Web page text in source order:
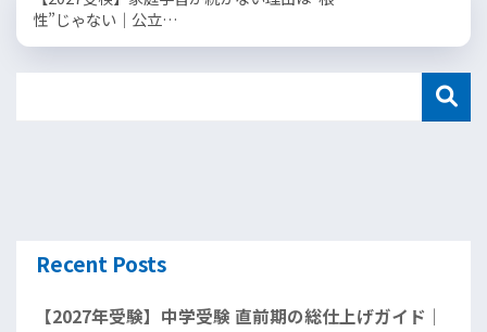
性”じゃない｜公立…
Recent Posts
【2027年受験】中学受験 直前期の総仕上げガイド｜